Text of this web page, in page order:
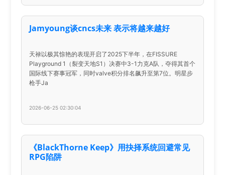
Jamyoung谈cncs未来 表示将越来越好
天禄以极其惊艳的表现开启了2025下半年，在FISSURE
Playground 1（裂变天地S1）决赛中3-1力克A队，夺得其首个
国际线下赛事冠军，同时valve积分排名飙升至第7位。明星步
枪手Ja
2026-06-25 02:30:04
《BlackThorne Keep》用抉择系统回避常见
RPG陷阱